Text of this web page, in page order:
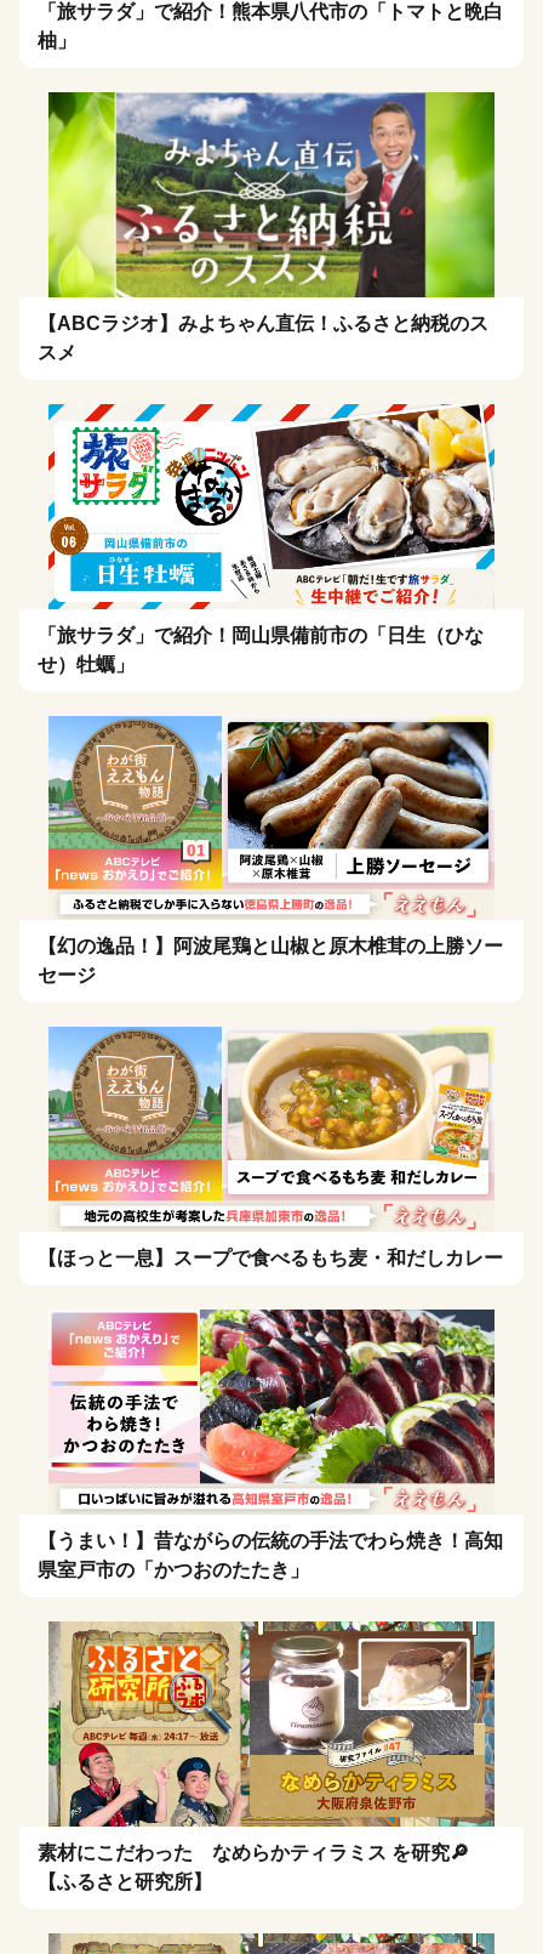
「旅サラダ」で紹介！熊本県八代市の「トマトと晩白
柚」
【ABCラジオ】みよちゃん直伝！ふるさと納税のス
スメ
「旅サラダ」で紹介！岡山県備前市の「日生（ひな
せ）牡蠣」
【幻の逸品！】阿波尾鶏と山椒と原木椎茸の上勝ソー
セージ
【ほっと一息】スープで食べるもち麦・和だしカレー
【うまい！】昔ながらの伝統の手法でわら焼き！高知
県室戸市の「かつおのたたき」
素材にこだわった なめらかティラミス を研究🔎
【ふるさと研究所】